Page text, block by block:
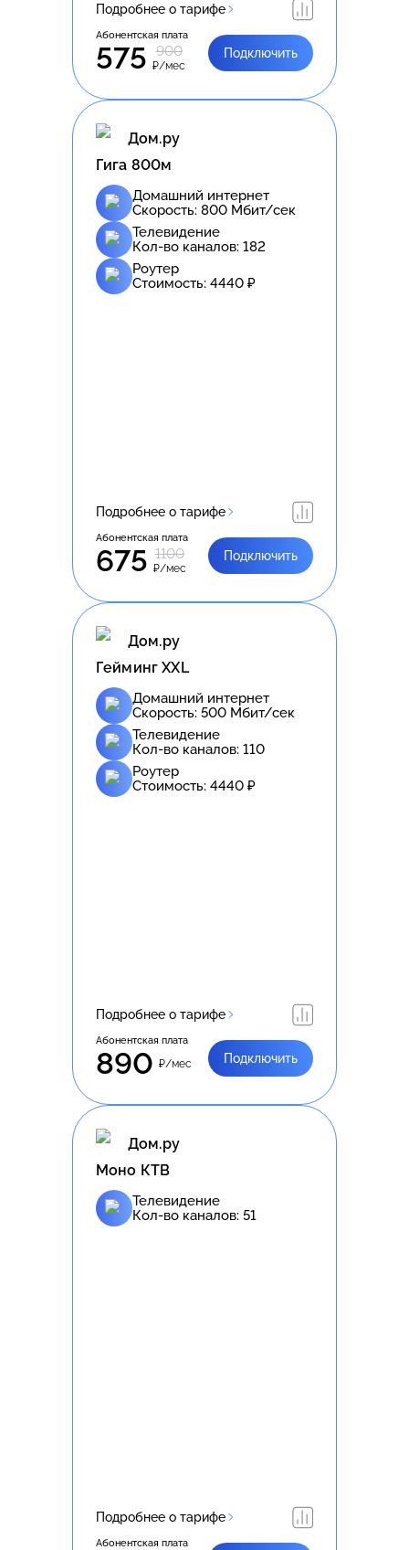
Подробнее о тарифе
Абонентская плата
575 900
₽/мес
Подключить
Дом.ру
Гига 800м
Домашний интернет
Скорость: 800 Мбит/сек
Телевидение
Кол-во каналов: 182
Роутер
Стоимость: 4440 ₽
Подробнее о тарифе
Абонентская плата
675 1100
₽/мес
Подключить
Дом.ру
Гейминг XXL
Домашний интернет
Скорость: 500 Мбит/сек
Телевидение
Кол-во каналов: 110
Роутер
Стоимость: 4440 ₽
Подробнее о тарифе
Абонентская плата
890 ₽/мес Подключить
Дом.ру
Моно КТВ
Телевидение
Кол-во каналов: 51
Подробнее о тарифе
Абонентская плата